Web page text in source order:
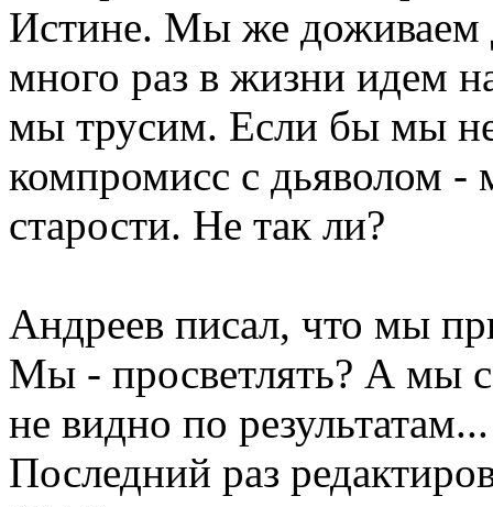
Истине. Мы же доживаем
много раз в жизни идем
мы трусим. Если бы мы
компромисс с дьяволом
старости. Не так ли?
Андреев писал, что мы
Мы - просветлять? А мы
не видно по результатам...
Последний раз